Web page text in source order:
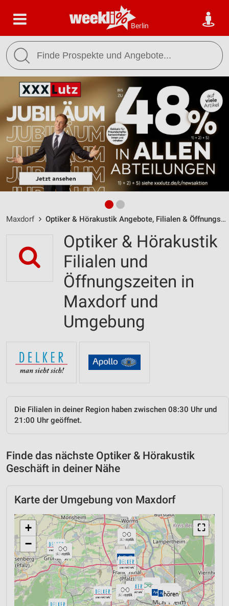
Berlin
Maxdorf Optiker & Hörakustik Angebote, Filialen & Öffnungszeiten
Optiker & Hörakustik
Filialen und
Öffnungszeiten in
Maxdorf und
Umgebung
Die Filialen in deiner Region haben zwischen 08:30 Uhr und
21:00 Uhr geöffnet.
Finde das nächste Optiker & Hörakustik
Geschäft in deiner Nähe
Karte der Umgebung von Maxdorf
⛶
+
−